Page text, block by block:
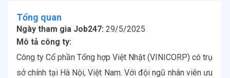
Tổng quan
Ngày tham gia Job247: 29/5/2025
Mô tả công ty:
Công ty Cổ phần Tổng hợp Việt Nhật (VINICORP) có trụ
sở chính tại Hà Nội, Việt Nam. Với đội ngũ nhân viên ưu